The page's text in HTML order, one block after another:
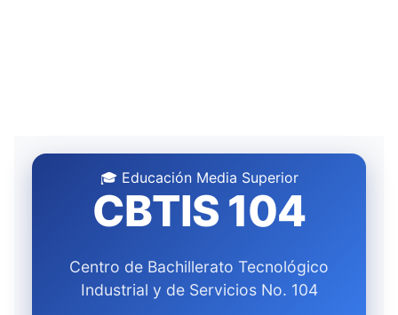
🎓 Educación Media Superior
CBTIS 104
Centro de Bachillerato Tecnológico
Industrial y de Servicios No. 104